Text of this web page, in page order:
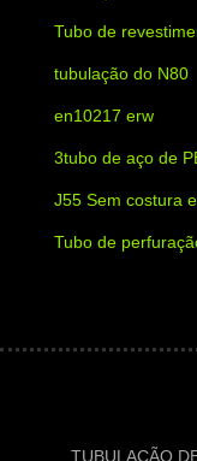
Tubo de
tubulação do N80
en10217 erw
3tubo de aço de
J55 Sem costura
Tubo de
TUBULAÇÃO